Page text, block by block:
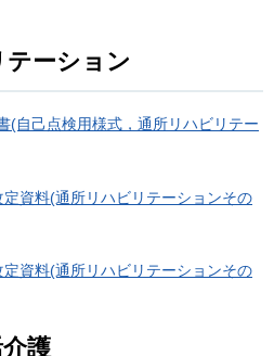
テーション
(自己点検用様式，通所リハビリテー
資料(通所リハビリテーションその
資料(通所リハビリテーションその
介護